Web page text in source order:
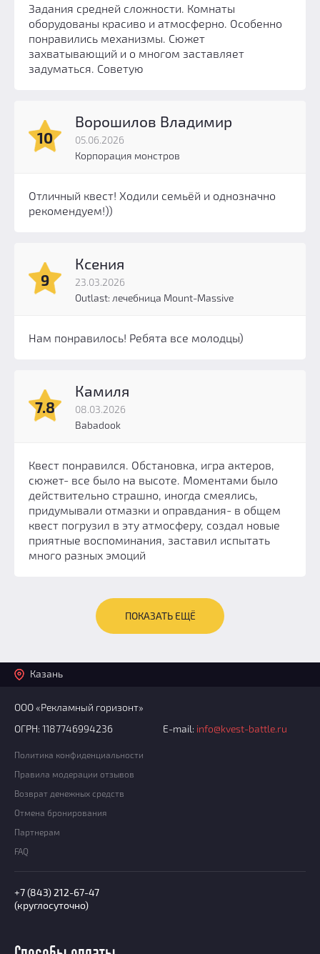
Задания средней сложности. Комнаты
оборудованы красиво и атмосферно. Особенно
понравились механизмы. Сюжет
захватывающий и о многом заставляет
задуматься. Советую
10
Ворошилов Владимир
05.06.2026
Корпорация монстров
Отличный квест! Ходили семьёй и однозначно
рекомендуем!))
9
Ксения
23.03.2026
Outlast: лечебница Mount-Massive
Нам понравилось! Ребята все молодцы)
7.8
Камиля
08.03.2026
Babadook
Квест понравился. Обстановка, игра актеров,
сюжет- все было на высоте. Моментами было
действительно страшно, иногда смеялись,
придумывали отмазки и оправдания- в общем
квест погрузил в эту атмосферу, создал новые
приятные воспоминания, заставил испытать
много разных эмоций
ПОКАЗАТЬ ЕЩЁ
Казань
ООО «Рекламный горизонт»
ОГРН: 1187746994236
E-mail: info@kvest-battle.ru
Политика конфиденциальности
Правила модерации отзывов
Возврат денежных средств
Отмена бронирования
Партнерам
FAQ
+7 (843) 212-67-47
(круглосуточно)